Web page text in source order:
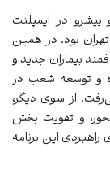
در ایمپلنت
بود. در همین
بیماران جدید و
و توسعه شعب در
از سوی دیگر،
و تقویت بخش
این برنامه